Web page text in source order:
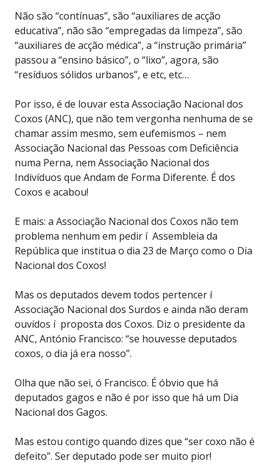
Não são “contínuas”, são “auxiliares de acção
educativa”, não são “empregadas da limpeza”, são
“auxiliares de acção médica”, a “instrução primária”
passou a “ensino básico”, o “lixo”, agora, são
“resíduos sólidos urbanos”, e etc, etc…
Por isso, é de louvar esta Associação Nacional dos
Coxos (ANC), que não tem vergonha nenhuma de se
chamar assim mesmo, sem eufemismos – nem
Associação Nacional das Pessoas com Deficiência
numa Perna, nem Associação Nacional dos
Indivíduos que Andam de Forma Diferente. É dos
Coxos e acabou!
E mais: a Associação Nacional dos Coxos não tem
problema nenhum em pedir í Assembleia da
República que institua o dia 23 de Março como o Dia
Nacional dos Coxos!
Mas os deputados devem todos pertencer í
Associação Nacional dos Surdos e ainda não deram
ouvidos í proposta dos Coxos. Diz o presidente da
ANC, António Francisco: “se houvesse deputados
coxos, o dia já era nosso”.
Olha que não sei, ó Francisco. É óbvio que há
deputados gagos e não é por isso que há um Dia
Nacional dos Gagos.
Mas estou contigo quando dizes que “ser coxo não é
defeito”. Ser deputado pode ser muito pior!